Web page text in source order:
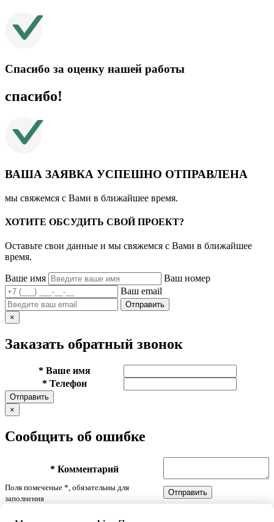
Спасибо за оценку нашей работы
спасибо!
ВАША ЗАЯВКА УСПЕШНО ОТПРАВЛЕНА
мы свяжемся с Вами в ближайшее время.
ХОТИТЕ ОБСУДИТЬ СВОЙ ПРОЕКТ?
Оставьте свои данные и мы свяжемся с Вами в ближайшее
время.
Ваше имя
Ваш номер
Ваш email
Отправить
×
Заказать обратный звонок
* Ваше имя
* Телефон
Отправить
×
Сообщить об ошибке
* Комментарий
Поля помеченые *, обязательны для
заполнения
Отправить